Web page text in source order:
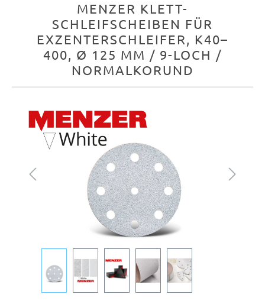
MENZER KLETT-
SCHLEIFSCHEIBEN FÜR
EXZENTERSCHLEIFER, K40–
400, Ø 125 MM / 9-LOCH /
NORMALKORUND
Bildergalerie überspringen